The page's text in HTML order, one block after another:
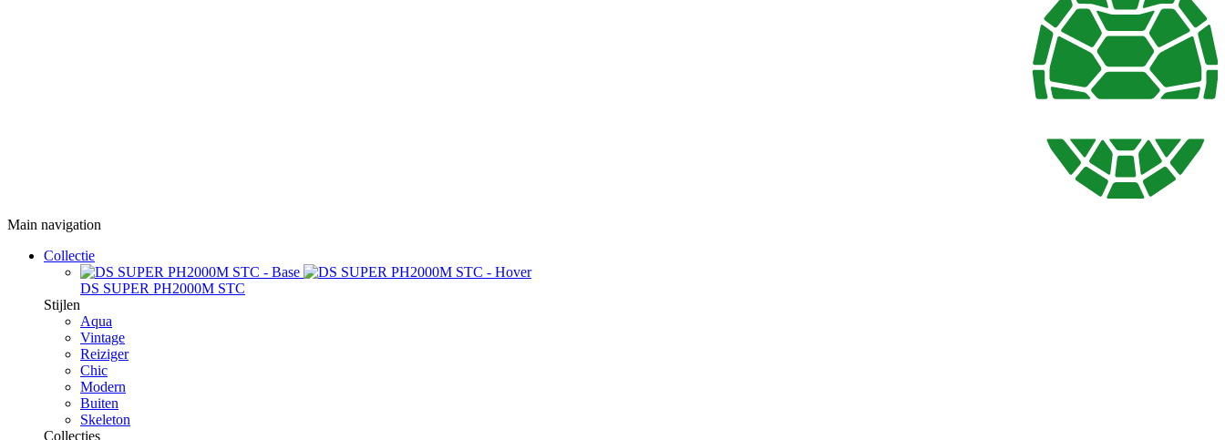
Main navigation
Collectie
DS SUPER PH2000M STC
Stijlen
Aqua
Vintage
Reiziger
Chic
Modern
Buiten
Skeleton
Collecties